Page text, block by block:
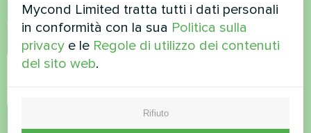
Accettare l'informativa sulla privacy
Controllo di sicurezza*
Si prega di verificare che non siate un robot.
Mycond Limited tratta tutti i dati personali
in conformità con la sua Politica sulla
privacy e le Regole di utilizzo dei contenuti
del sito web.
Rifiuto